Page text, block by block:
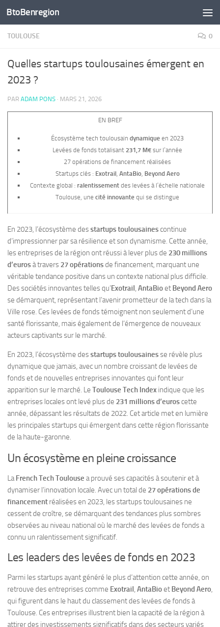
Skip to content
BtoBenregion
TOULOUSE 0
Quelles startups toulousaines émergent en
2023 ?
PAR ADAM PONS · MARS 21, 2026
EN BREF
Écosystème tech toulousain dynamique en 2023
Levées de fonds totalisant 231,7 M€ sur l’année
27 opérations de financement réalisées
Startups clés : Exotrail, AntaBio, Beyond Aero
Contexte global : ralentissement des levées à l’échelle nationale
Toulouse, une cité innovante qui se distingue
En 2023, l’écosystème desstartups toulousainescontinue
d’impressionner par sa résilience et son dynamisme. Cette année,
les entreprises de la région ont réussi à lever plus de 230 millions
d’eurosà travers 27 opérationsde financement, marquant une
véritable tendance positive dans un contexte national plus difficile.
Des sociétés innovantes telles qu’Exotrail, AntaBioet Beyond Aero
se démarquent, représentant l’avenir prometteur de la tech dans la
Ville rose. Ces levées de fonds témoignent non seulement d’une
santé florissante, mais également de l’émergence de nouveaux
acteurs captivants sur le marché.
En 2023, l’écosystème desstartups toulousainesse révèle plus
dynamique que jamais, avec un nombre croissant de levées de
fonds et de nouvelles entreprises innovantes qui font leur
apparition sur le marché. Le Toulouse Tech Index indique que les
entreprises locales ont levé plus de 231 millions d’euroscette
année, dépassant les résultats de 2022. Cet article met en lumière
les principales startups qui émergent dans cette région florissante
de la haute-garonne.
Un écosystème en pleine croissance
LaFrench Tech Toulouse a prouvé ses capacités à soutenir et à
dynamiser l’innovation locale. Avec un total de 27 opérations de
financement réalisées en 2023, les startups toulousaines ne
cessent de croître, se démarquant des tendances plus sombres
observées au niveau national où le marché des levées de fonds a
connu un ralentissement significatif.
Les leaders des levées de fonds en 2023
Parmi les startups ayant généré le plus d’attention cette année, on
retrouve des entreprises comme Exotrail, AntaBioet Beyond Aero,
qui figurent dans le haut du classement des levées de fonds à
Toulouse. Ces entreprises illustrent bien la capacité de la région à
attirer des investissements significatifs dans des secteurs variés